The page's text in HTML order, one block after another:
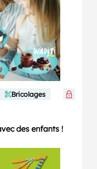
Bricolages
des enfants !